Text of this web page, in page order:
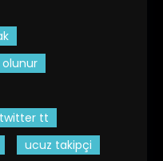
twitter tt
ucuz takipçi